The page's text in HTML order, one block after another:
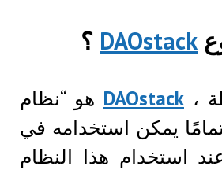
DAOstack ؟
،DAOstack هو “نظام
يمكن استخدامه في
استخدام هذا النظام